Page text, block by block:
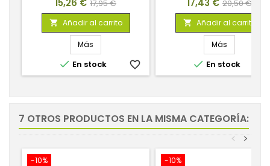
15,26 €
base
17,95 €
 Añadir al carrito
Más
 En stock favorite_border
17,43 €
base
20,50 €
 Añadir al carrito
Más
 En stock
7 OTROS PRODUCTOS EN LA MISMA CATEGORÍA:
>
<
-10% -10%